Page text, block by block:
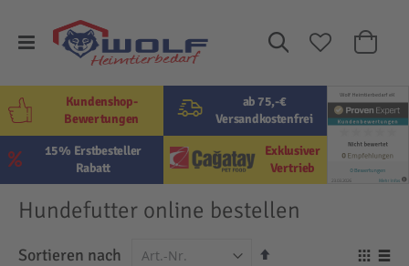
Suche
Mein
ab 75,-€
Versandkostenfrei
Exklusiver
Vertrieb
15% Erstbesteller
Rabatt
Kundenshop-
Bewertungen
Hundefutter online bestellen
Sortieren nach
In